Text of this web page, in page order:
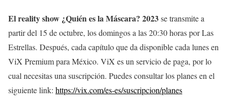
El reality show ¿Quién es la Máscara? 2023se transmite a
partir del 15 de octubre, los domingos a las 20:30 horas por Las
Estrellas. Después, cada capítulo que da disponible cada lunes en
ViX Premium para México. ViX es un servicio de paga, por lo
cual necesitas una suscripción. Puedes consultar los planes en el
siguiente link: https://vix.com/es-es/suscripcion/planes